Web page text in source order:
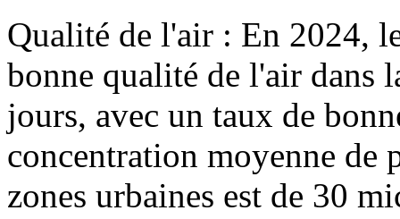
Qualité de l'air : En 2024,
bonne qualité de l'air dans
jours, avec un taux de
concentration moyenne de
zones urbaines est de 30